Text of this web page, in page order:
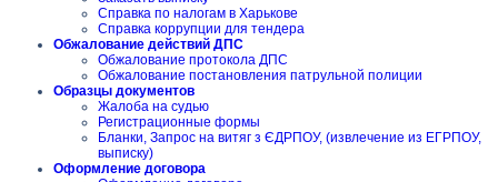
Справка по налогам в Харькове
Справка коррупции для тендера
Обжалование действий ДПС
Обжалование протокола ДПС
Обжалование постановления патрульной полиции
Образцы документов
Жалоба на судью
Регистрационные формы
Бланки, Запрос на витяг з ЄДРПОУ, (извлечение из ЕГРПОУ,
выписку)
Оформление договора